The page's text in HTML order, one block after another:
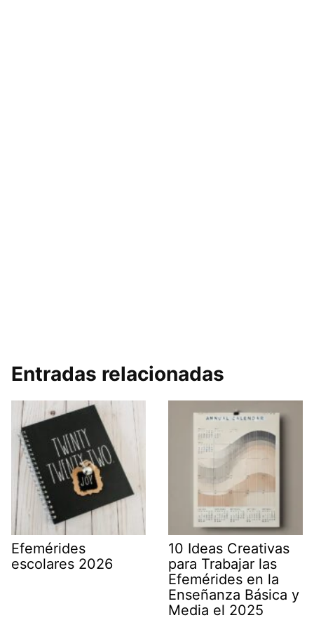
Entradas relacionadas
Efemérides
escolares 2026
10 Ideas Creativas
para Trabajar las
Efemérides en la
Enseñanza Básica y
Media el 2025